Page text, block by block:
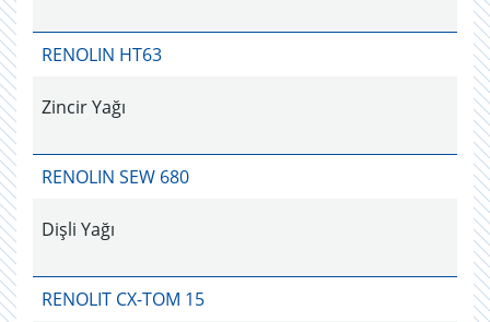
RENOLIN HT63
Zincir Yağı
RENOLIN SEW 680
Dişli Yağı
RENOLIT CX-TOM 15